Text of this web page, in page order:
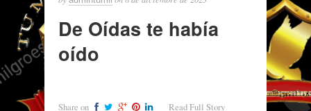
De Oídas te había
oído
Share on Read Full Story